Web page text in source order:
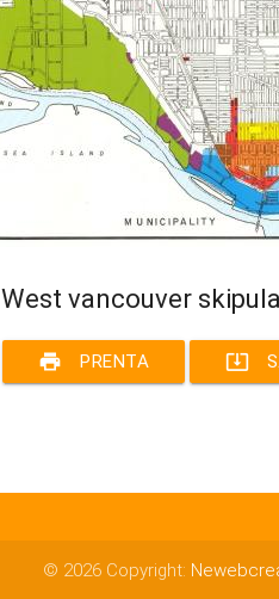
West vancouver
print PRENTA system_update_alt
© 2026 Copyright: